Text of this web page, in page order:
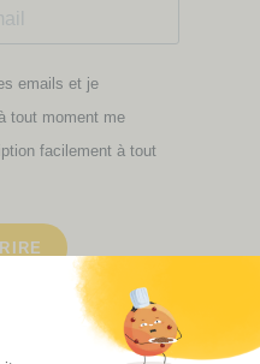
emails et je
tout moment me
facilement à tout
que vous avez